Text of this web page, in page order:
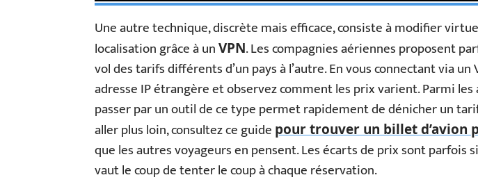
Une autre technique, discrète mais efficace, consiste à modifier
localisation grâce à unVPN. Les compagnies aériennes proposent
vol des tarifs différents d’un pays à l’autre. En vous connectant via un
adresse IP étrangère et observez comment les prix varient. Parmi les
passer par un outil de ce type permet rapidement de dénicher un
aller plus loin, consultez ce guide pour trouver un billet d’avion
que les autres voyageurs en pensent. Les écarts de prix sont parfois
vaut le coup de tenter le coup à chaque réservation.